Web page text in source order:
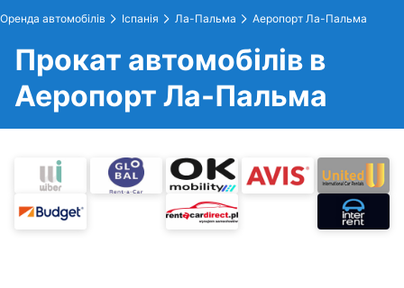
Оренда автомобілів Іспанія Ла-Пальма Аеропорт Ла-Пальма
Прокат автомобілів в
Аеропорт Ла-Пальма